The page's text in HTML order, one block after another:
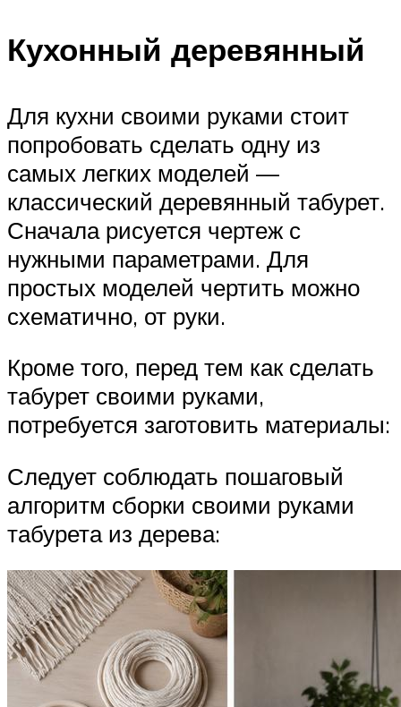
Кухонный деревянный
Для кухни своими руками стоит
попробовать сделать одну из
самых легких моделей —
классический деревянный табурет.
Сначала рисуется чертеж с
нужными параметрами. Для
простых моделей чертить можно
схематично, от руки.
Кроме того, перед тем как сделать
табурет своими руками,
потребуется заготовить материалы:
Следует соблюдать пошаговый
алгоритм сборки своими руками
табурета из дерева: